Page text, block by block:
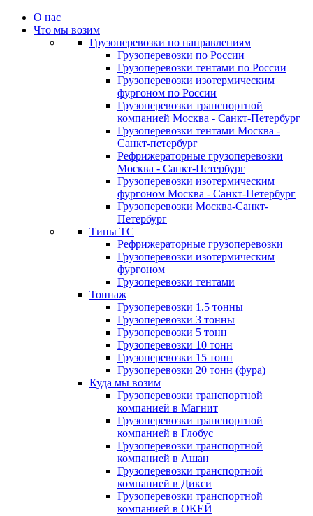
О нас
Что мы возим
Грузоперевозки по направлениям
Грузоперевозки по России
Грузоперевозки тентами по России
Грузоперевозки изотермическим
фургоном по России
Грузоперевозки транспортной
компанией Москва - Санкт-Петербург
Грузоперевозки тентами Москва -
Санкт-петербург
Рефрижераторные грузоперевозки
Москва - Санкт-Петербург
Грузоперевозки изотермическим
фургоном Москва - Санкт-Петербург
Грузоперевозки Москва-Санкт-
Петербург
Типы ТС
Рефрижераторные грузоперевозки
Грузоперевозки изотермическим
фургоном
Грузоперевозки тентами
Тоннаж
Грузоперевозки 1.5 тонны
Грузоперевозки 3 тонны
Грузоперевозки 5 тонн
Грузоперевозки 10 тонн
Грузоперевозки 15 тонн
Грузоперевозки 20 тонн (фура)
Куда мы возим
Грузоперевозки транспортной
компанией в Магнит
Грузоперевозки транспортной
компанией в Глобус
Грузоперевозки транспортной
компанией в Ашан
Грузоперевозки транспортной
компанией в Дикси
Грузоперевозки транспортной
компанией в ОКЕЙ